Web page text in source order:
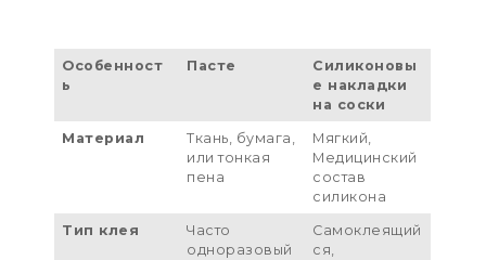
Особенност
ь
Пасте
Силиконовы
е накладки
на соски
Материал
Ткань, бумага,
или тонкая
пена
Мягкий,
Медицинский
состав
силикона
Тип клея
Часто
одноразовый
Самоклеящий
ся,